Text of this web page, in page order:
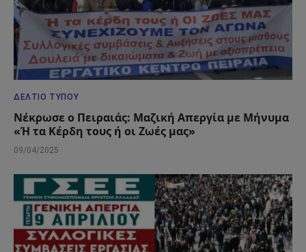
ΔΕΛΤΊΟ ΤΎΠΟΥ
Νέκρωσε ο Πειραιάς: Μαζική Απεργία με Μήνυμα
«Ή τα Κέρδη τους ή οι Ζωές μας»
09/04/2025